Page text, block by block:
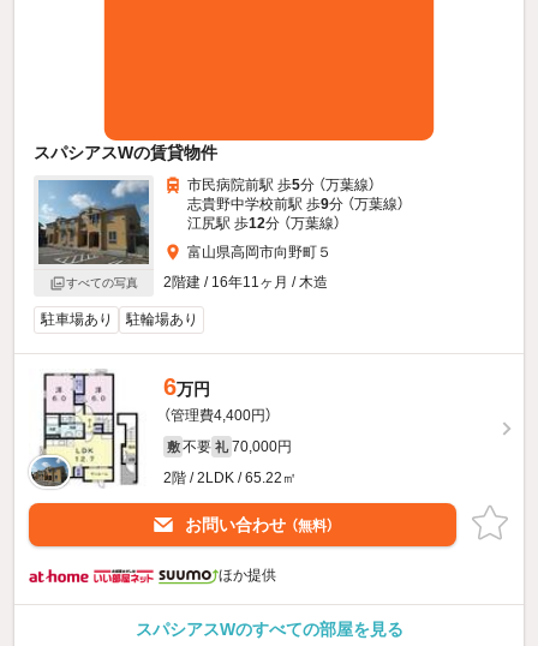
スパシアスWの賃貸物件
すべての写真
市民病院前駅 歩5分 （万葉線）
志貴野中学校前駅 歩9分 （万葉線）
江尻駅 歩12分 （万葉線）
富山県高岡市向野町５
2階建 / 16年11ヶ月 / 木造
駐車場あり 駐輪場あり
6万円
（管理費4,400円）
敷 不要 礼 70,000円
2階 / 2LDK / 65.22㎡
お問い合わせ （無料）
ほか提供
スパシアスWのすべての部屋を見る